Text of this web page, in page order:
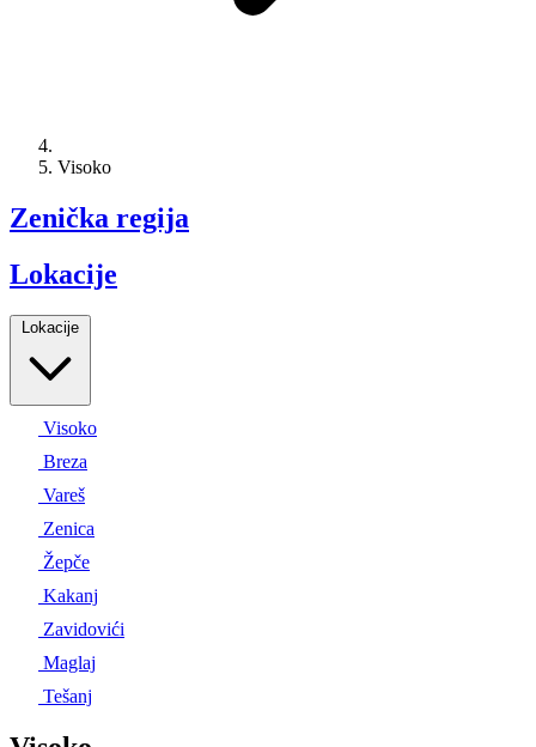
Visoko
Zenička regija
Lokacije
Lokacije
Visoko
Breza
Vareš
Zenica
Žepče
Kakanj
Zavidovići
Maglaj
Tešanj